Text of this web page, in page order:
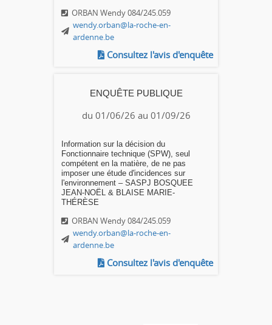
ORBAN Wendy 084/245.059
wendy.orban@la-roche-en-
ardenne.be
Consultez l'avis d'enquête
ENQUÊTE PUBLIQUE
du 01/06/26 au 01/09/26
Information sur la décision du
Fonctionnaire technique (SPW), seul
compétent en la matière, de ne pas
imposer une étude d'incidences sur
l'environnement – SASPJ BOSQUEE
JEAN-NOËL & BLAISE MARIE-
THÉRÈSE
ORBAN Wendy 084/245.059
wendy.orban@la-roche-en-
ardenne.be
Consultez l'avis d'enquête